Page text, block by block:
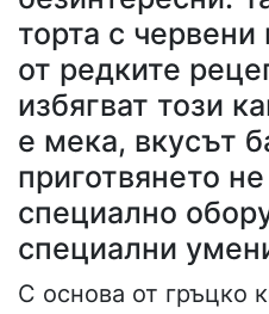
торта с
от редките
избягват този
е мека, вкусът
приготвянето
специално
специални
С основа от гръцко